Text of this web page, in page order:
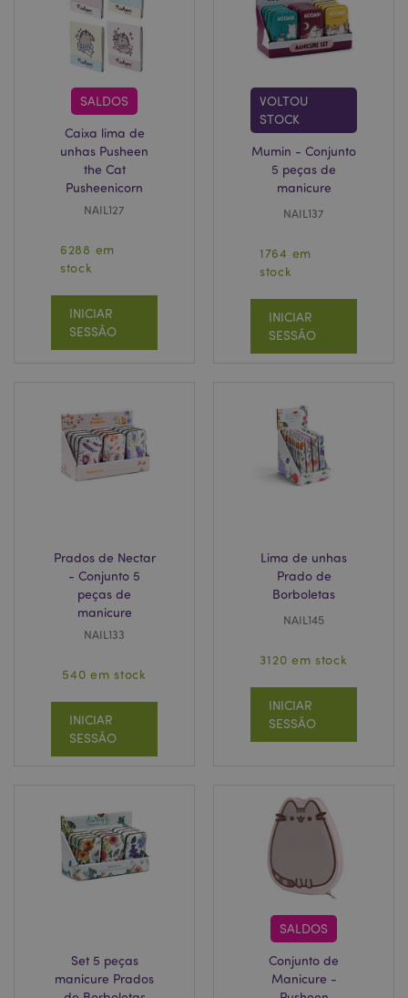
SALDOS
Caixa lima de
unhas Pusheen
the Cat
Pusheenicorn
NAIL127
6288 em
stock
INICIAR
SESSÃO
VOLTOU
STOCK
Mumin - Conjunto
5 peças de
manicure
NAIL137
1764 em
stock
INICIAR
SESSÃO
Prados de Nectar
- Conjunto 5
peças de
manicure
NAIL133
540 em stock
INICIAR
SESSÃO
Lima de unhas
Prado de
Borboletas
NAIL145
3120 em stock
INICIAR
SESSÃO
Set 5 peças
manicure Prados
SALDOS
Conjunto de
Manicure -